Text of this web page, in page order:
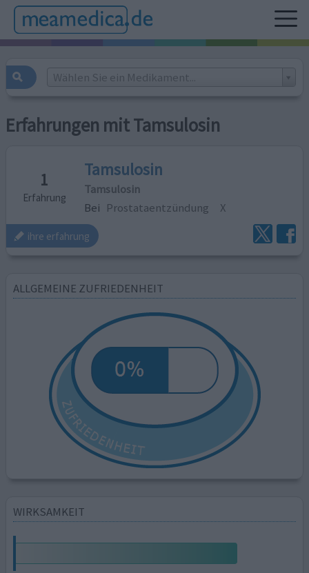
Wählen Sie ein Medikament...
Erfahrungen mit Tamsulosin
1
Erfahrung
Tamsulosin
Tamsulosin
Bei Prostataentzündung X
ihre erfahrung
ALLGEMEINE ZUFRIEDENHEIT
WIRKSAMKEIT